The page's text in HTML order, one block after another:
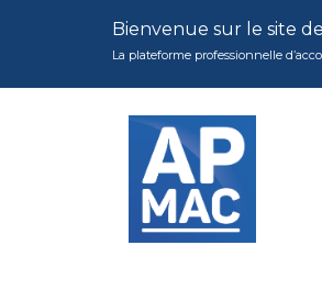
Bienvenue sur le site
La plateforme professionnelle